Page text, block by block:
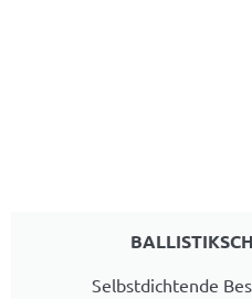
Selbstdichtende